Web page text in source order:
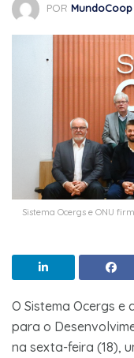
POR MundoCoop
Sistema Ocergs e ONU
O Sistema Ocergs e
para o
na sexta-feira (18),